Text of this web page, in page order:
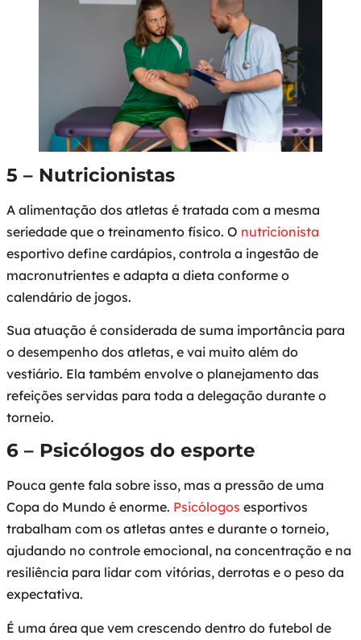
5 – Nutricionistas
A alimentação dos atletas é tratada com a mesma
seriedade que o treinamento físico. O nutricionista
esportivo define cardápios, controla a ingestão de
macronutrientes e adapta a dieta conforme o
calendário de jogos.
Sua atuação é considerada de suma importância para
o desempenho dos atletas, e vai muito além do
vestiário. Ela também envolve o planejamento das
refeições servidas para toda a delegação durante o
torneio.
6 – Psicólogos do esporte
Pouca gente fala sobre isso, mas a pressão de uma
Copa do Mundo é enorme. Psicólogos esportivos
trabalham com os atletas antes e durante o torneio,
ajudando no controle emocional, na concentração e na
resiliência para lidar com vitórias, derrotas e o peso da
expectativa.
É uma área que vem crescendo dentro do futebol de